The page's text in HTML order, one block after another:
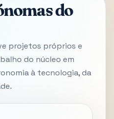
do
projetos próprios e
do núcleo em
à tecnologia, da